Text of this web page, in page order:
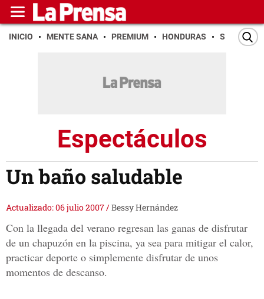
INICIO MENTE SANA PREMIUM HONDURAS SAN PEDRO
Espectáculos
Un baño saludable
Actualizado: 06 julio 2007/Bessy Hernández
Con la llegada del verano regresan las ganas de disfrutar
de un chapuzón en la piscina, ya sea para mitigar el calor,
practicar deporte o simplemente disfrutar de unos
momentos de descanso.